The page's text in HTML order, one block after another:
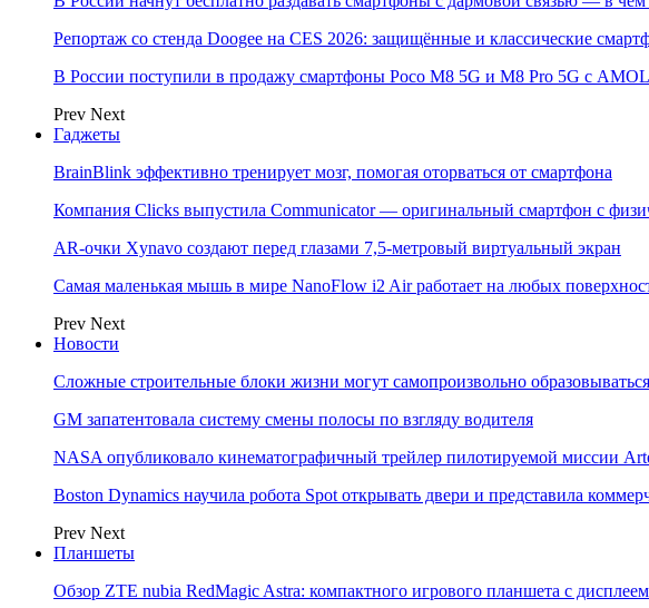
Репортаж со стенда Doogee на CES 2026: защищённые и классические
В России поступили в продажу смартфоны Poco M8 5G и M8 Pro 5G с
Prev Next
Гаджеты
BrainBlink эффективно тренирует мозг, помогая оторваться от смартфона
Компания Clicks выпустила Communicator — оригинальный смартфон с
AR-очки Xynavo создают перед глазами 7,5-метровый виртуальный экран
Самая маленькая мышь в мире NanoFlow i2 Air работает на любых
Prev Next
Новости
Сложные строительные блоки жизни могут самопроизвольно
GM запатентовала систему смены полосы по взгляду водителя
NASA опубликовало кинематографичный трейлер пилотируемой миссии
Boston Dynamics научила робота Spot открывать двери и представила
Prev Next
Планшеты
Обзор ZTE nubia RedMagic Astra: компактного игрового планшета с